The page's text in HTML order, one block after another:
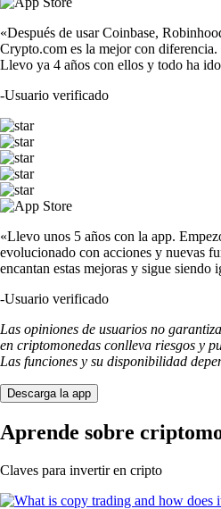
«Después de usar Coinbase,
Crypto.com es la mejor con
Llevo ya 4 años con ellos y todo ha
-Usuario verificado
«Llevo unos 5 años con la app.
evolucionado con acciones y nuevas
encantan estas mejoras y sigue siendo
-Usuario verificado
Las opiniones de usuarios no
en criptomonedas conlleva riesgos y
Las funciones y su disponibilidad
Descarga la app
Aprende sobre
Claves para invertir en cripto